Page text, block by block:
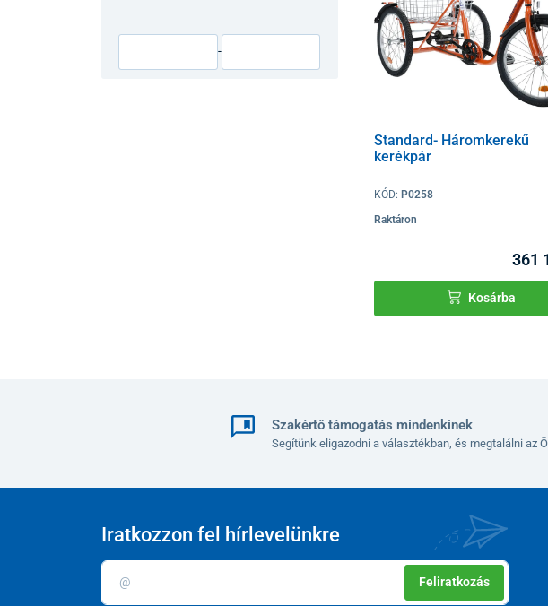
-
Standard- Háromkerekű
kerékpár
KÓD:P0258
Raktáron
361
Kosárba
Szakértő támogatás mindenkinek
Segítünk eligazodni a választékban, és megtalálni az
Iratkozzon fel hírlevelünkre
Feliratkozás